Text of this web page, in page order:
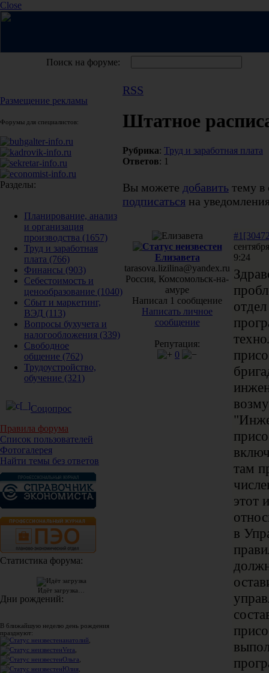
Close
Поиск на форуме:
Размещение рекламы
Форумы для специалистов:
Разделы:
Планирование, анализ
и организация
производства (1657)
Труд и заработная
плата (766)
Финансы (903)
Себестоимость и
ценообразование (1040)
Сбыт и маркетинг,
ВЭД (113)
Вопросы бухучета и
налогообложения (339)
Свободное
общение (762)
Трудоустройство,
обучение (321)
Соцопрос
Правила форума
Список пользователей
Фотогалерея
Найти темы без ответов
Статистика форума:
Идёт загрузка…
Дни рождений:
В ближайшую неделю день рождения
празднуют:
анатолий
Vera
Ольга
Юлия
RSS
Штатное
Рубрика: Труд и заработная плата
Ответов: 1
Вы можете добавить тему в
подписаться на
Елизавета
tarasova.lizilina@yandex.ru
Россия, Комсомольск-на-
амуре
Написал 1 сообщение
Написать личное
сообщение
Репутация:
0
9:24
там
этот
в